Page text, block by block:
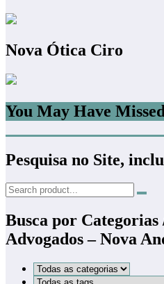
Nova Ótica Ciro
You May Have Missed
Pesquisa no Site,
Busca por
Advogados – Nova